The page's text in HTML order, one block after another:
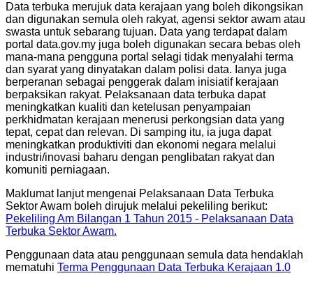
Data terbuka merujuk data kerajaan yang boleh dikongsikan
dan digunakan semula oleh rakyat, agensi sektor awam atau
swasta untuk sebarang tujuan. Data yang terdapat dalam
portal data.gov.my juga boleh digunakan secara bebas oleh
mana-mana pengguna portal selagi tidak menyalahi terma
dan syarat yang dinyatakan dalam polisi data. Ianya juga
berperanan sebagai penggerak dalam inisiatif kerajaan
berpaksikan rakyat. Pelaksanaan data terbuka dapat
meningkatkan kualiti dan ketelusan penyampaian
perkhidmatan kerajaan menerusi perkongsian data yang
tepat, cepat dan relevan. Di samping itu, ia juga dapat
meningkatkan produktiviti dan ekonomi negara melalui
industri/inovasi baharu dengan penglibatan rakyat dan
komuniti perniagaan.
Maklumat lanjut mengenai Pelaksanaan Data Terbuka
Sektor Awam boleh dirujuk melalui pekeliling berikut:
Pekeliling Am Bilangan 1 Tahun 2015 - Pelaksanaan Data
Terbuka Sektor Awam.
Penggunaan data atau penggunaan semula data hendaklah
mematuhi Terma Penggunaan Data Terbuka Kerajaan 1.0